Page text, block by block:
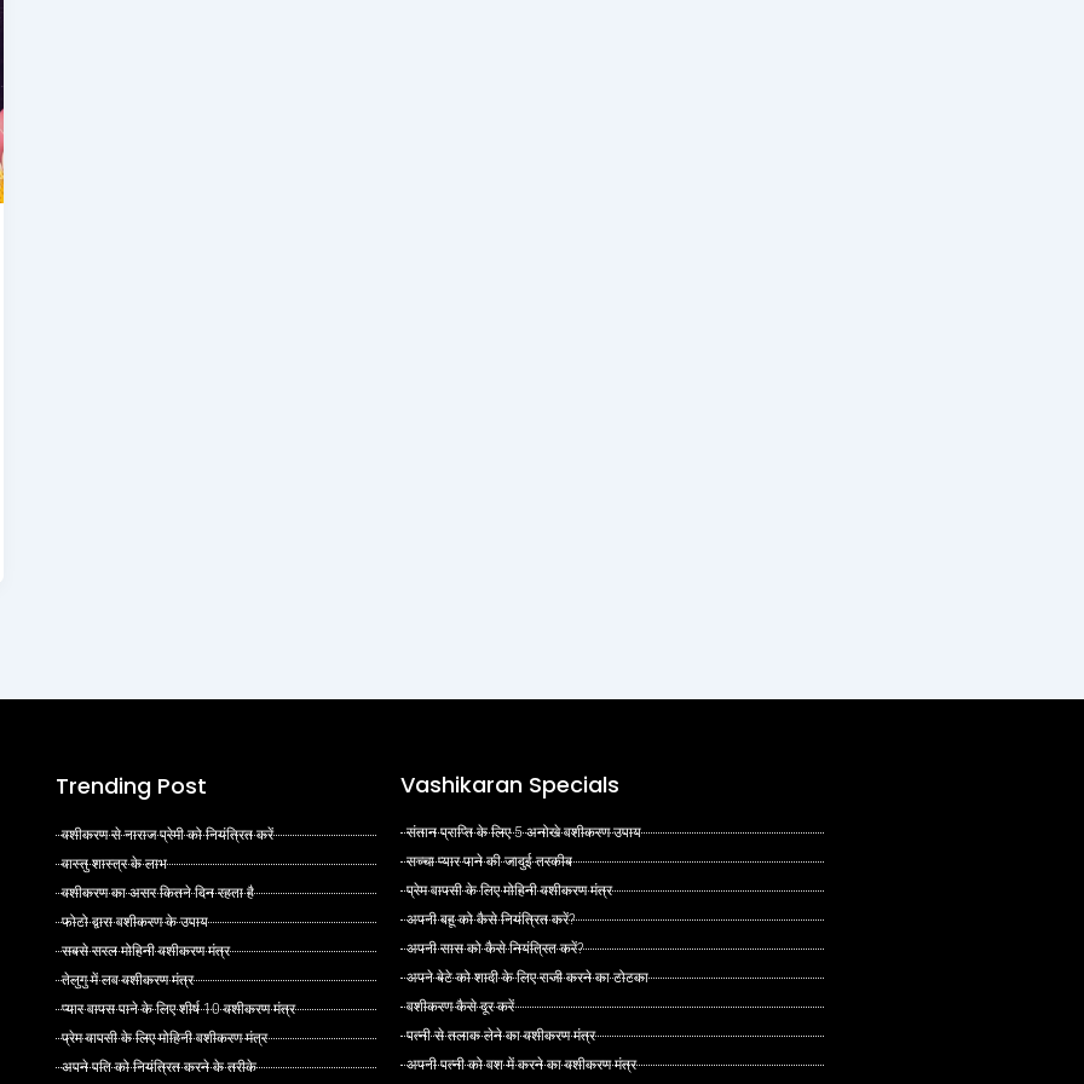
Trending Post
वशीकरण से नाराज प्रेमी को नियंत्रित करें
वास्तु शास्त्र के लाभ
वशीकरण का असर कितने दिन रहता है
फोटो द्वारा वशीकरण के उपाय
सबसे सरल मोहिनी वशीकरण मंत्र
तेलुगु में लव वशीकरण मंत्र
प्यार वापस पाने के लिए शीर्ष 10 वशीकरण मंत्र
प्रेम वापसी के लिए मोहिनी वशीकरण मंत्र
अपने पति को नियंत्रित करने के तरीके
Vashikaran Specials
संतान प्राप्ति के लिए 5 अनोखे वशीकरण उपाय
सच्चा प्यार पाने की जादुई तरकीब
प्रेम वापसी के लिए मोहिनी वशीकरण मंत्र
अपनी बहू को कैसे नियंत्रित करें?
अपनी सास को कैसे नियंत्रित करें?
अपने बेटे को शादी के लिए राजी करने का टोटका
वशीकरण कैसे दूर करें
पत्नी से तलाक लेने का वशीकरण मंत्र
अपनी पत्नी को वश में करने का वशीकरण मंत्र